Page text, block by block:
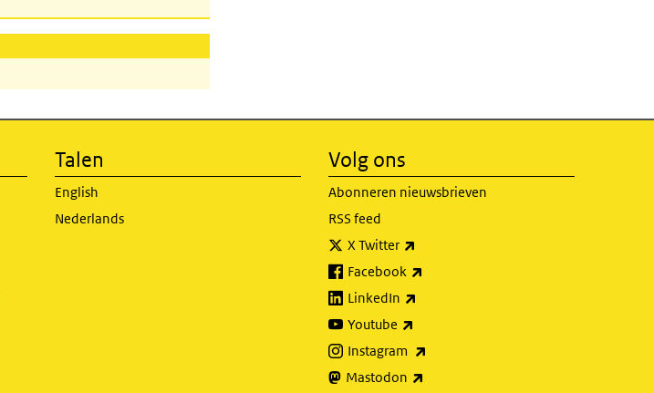
Talen
English
Nederlands
Volg ons
Abonneren nieuwsbrieven
RSS feed
X Twitter
Facebook
LinkedIn
Youtube
Instagram
Mastodon